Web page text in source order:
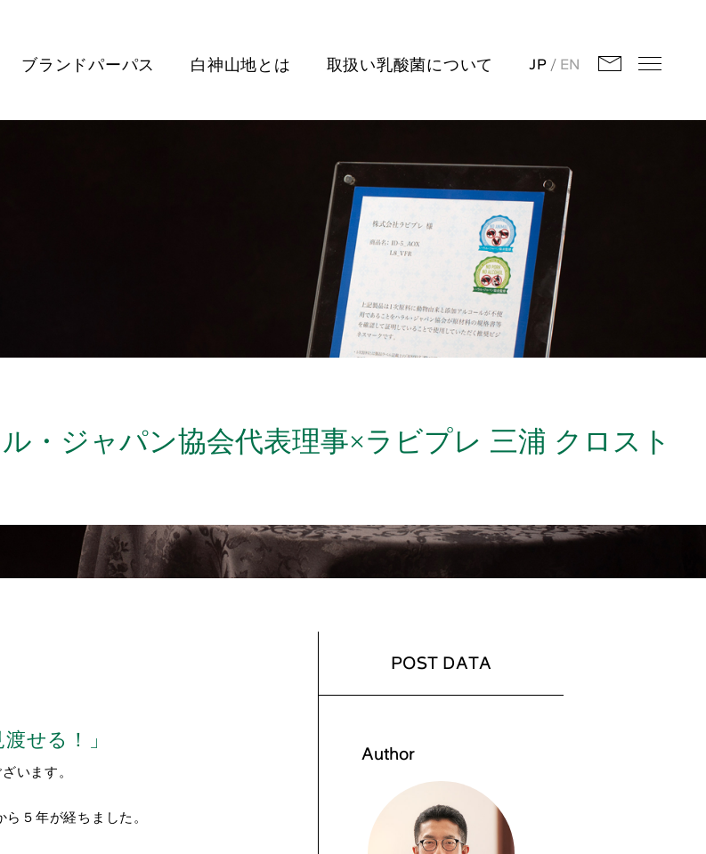
ブランドパーパス 白神山地とは 取扱い乳酸菌について JP EN
・ジャパン協会代表理事×ラビプレ 三浦 クロスト
せる！」
います。
５年が経ちました。
POST DATA
Author